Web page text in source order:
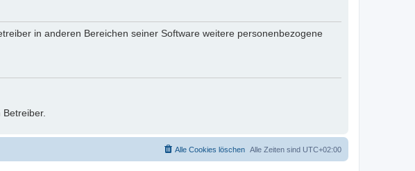
in anderen Bereichen seiner Software weitere personenbezogene
Alle Zeiten sind UTC+02:00
Alle Cookies löschen